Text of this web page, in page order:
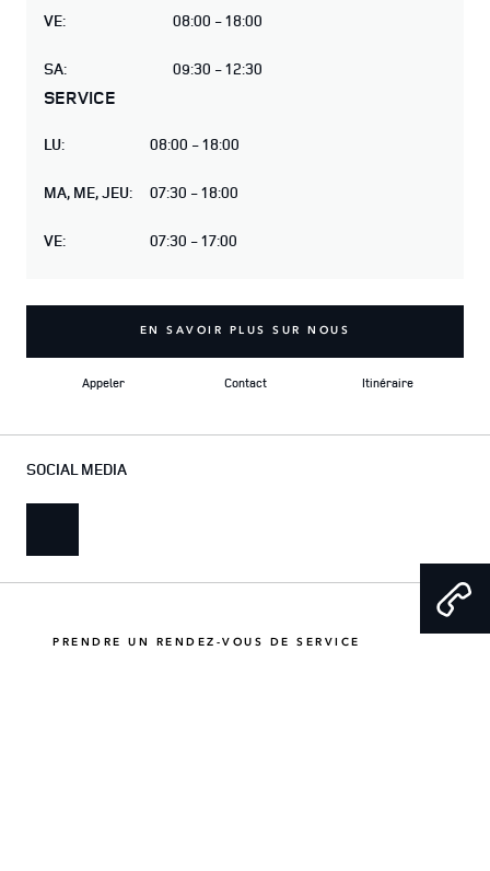
VE: 08:00 - 18:00
SA: 09:30 - 12:30
SERVICE
LU: 08:00 - 18:00
MA, ME,JEU: 07:30 - 18:00
VE: 07:30 - 17:00
EN SAVOIR PLUS SUR NOUS
Appeler Contact Itinéraire
PRENDRE UN RENDEZ-VOUS DE SERVICE
SOCIAL MEDIA